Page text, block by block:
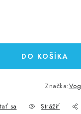
DO KOŠÍKA
Značka:
sa Strážiť